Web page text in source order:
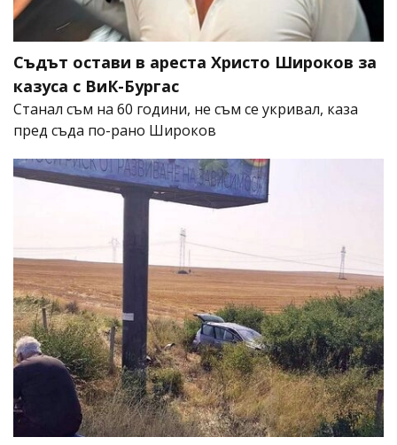
Съдът остави в ареста Христо Широков за
казуса с ВиК-Бургас
Станал съм на 60 години, не съм се укривал, каза
пред съда по-рано Широков